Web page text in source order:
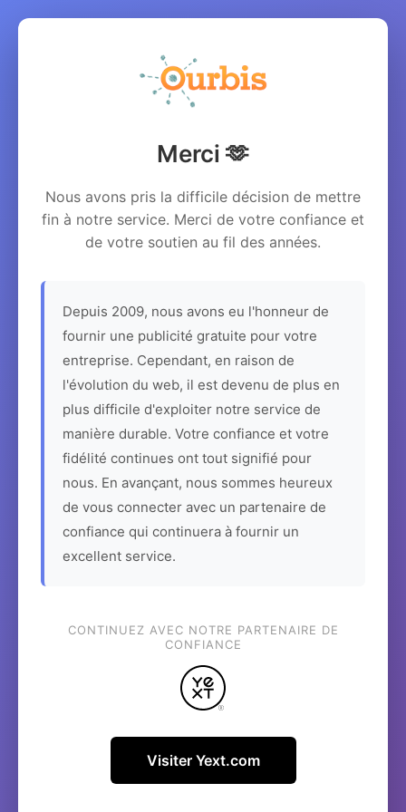
Merci 🫶
Nous avons pris la difficile décision de mettre
fin à notre service. Merci de votre confiance et
de votre soutien au fil des années.
Depuis 2009, nous avons eu l'honneur de
fournir une publicité gratuite pour votre
entreprise. Cependant, en raison de
l'évolution du web, il est devenu de plus en
plus difficile d'exploiter notre service de
manière durable. Votre confiance et votre
fidélité continues ont tout signifié pour
nous. En avançant, nous sommes heureux
de vous connecter avec un partenaire de
confiance qui continuera à fournir un
excellent service.
CONTINUEZ AVEC NOTRE PARTENAIRE DE
CONFIANCE
Visiter Yext.com